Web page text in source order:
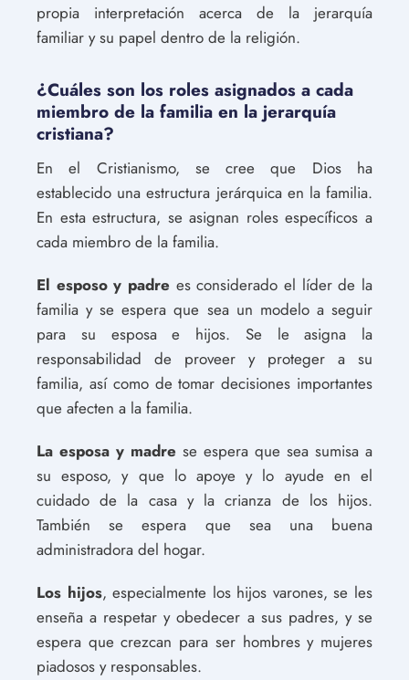
propia interpretación acerca de la jerarquía
familiar y su papel dentro de la religión.
¿Cuáles son los roles asignados a cada
miembro de la familia en la jerarquía
cristiana?
En el Cristianismo, se cree que Dios ha
establecido una estructura jerárquica en la familia.
En esta estructura, se asignan roles específicos a
cada miembro de la familia.
El esposo y padre es considerado el líder de la
familia y se espera que sea un modelo a seguir
para su esposa e hijos. Se le asigna la
responsabilidad de proveer y proteger a su
familia, así como de tomar decisiones importantes
que afecten a la familia.
La esposa y madre se espera que sea sumisa a
su esposo, y que lo apoye y lo ayude en el
cuidado de la casa y la crianza de los hijos.
También se espera que sea una buena
administradora del hogar.
Los hijos, especialmente los hijos varones, se les
enseña a respetar y obedecer a sus padres, y se
espera que crezcan para ser hombres y mujeres
piadosos y responsables.